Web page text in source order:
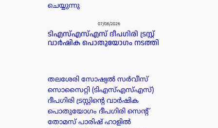
ചെയ്യുന്നു
07/08/2026
ടിഎസ്എസ്എസ് ദീപഗിരി ട്രസ്റ്റ്
വാർഷിക പൊതുയോഗം നടത്തി
തലശേരി സോഷ്യൽ സർവീസ്
സൊസൈറ്റി (ടിഎസ്എസ്എസ്)
ദീപഗിരി ട്രസ്റ്റിന്റെ വാർഷിക
പൊതുയോഗം ദീപഗിരി സെന്റ്
തോമസ് പാരിഷ് ഹാളിൽ